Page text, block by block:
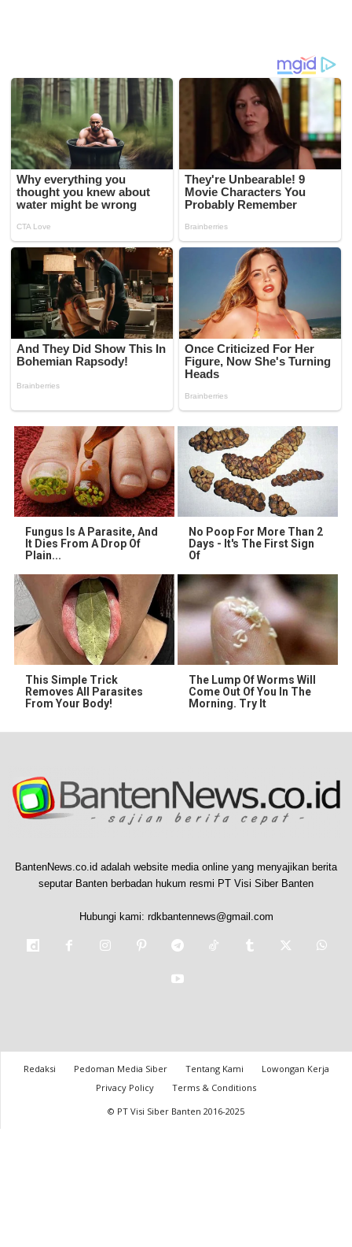
Fungus Is A Parasite, And
It Dies From A Drop Of
Plain...
No Poop For More Than 2
Days - It's The First Sign
Of
This Simple Trick
Removes All Parasites
From Your Body!
The Lump Of Worms Will
Come Out Of You In The
Morning. Try It
BantenNews.co.id adalah website media online yang menyajikan berita
seputar Banten berbadan hukum resmi PT Visi Siber Banten
Hubungi kami: rdkbantennews@gmail.com
Redaksi Pedoman Media Siber Tentang Kami
Lowongan Kerja
Privacy Policy
Terms & Conditions
© PT Visi Siber Banten 2016-2025